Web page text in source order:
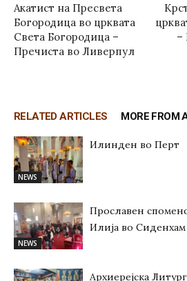
Акатист на Пресвета
Богородица во црквата
Света Богородица –
Пречиста во Ливерпул
–
RELATED ARTICLES MORE FROM
NEWS
Илинден во Перт
NEWS
Прославен
Илија во Сиденхам
Архиерејска